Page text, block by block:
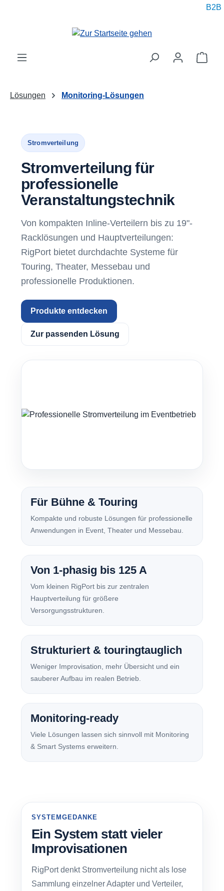
B2B
Lösungen Monitoring-Lösungen
Stromverteilung
Stromverteilung für
professionelle
Veranstaltungstechnik
Von kompakten Inline-Verteilern bis zu 19"-
Racklösungen und Hauptverteilungen:
RigPort bietet durchdachte Systeme für
Touring, Theater, Messebau und
professionelle Produktionen.
Produkte entdecken
Zur passenden Lösung
Für Bühne & Touring
Kompakte und robuste Lösungen für professionelle
Anwendungen in Event, Theater und Messebau.
Von 1-phasig bis 125 A
Vom kleinen RigPort bis zur zentralen
Hauptverteilung für größere
Versorgungsstrukturen.
Strukturiert & touringtauglich
Weniger Improvisation, mehr Übersicht und ein
sauberer Aufbau im realen Betrieb.
Monitoring-ready
Viele Lösungen lassen sich sinnvoll mit Monitoring
& Smart Systems erweitern.
SYSTEMGEDANKE
Ein System statt vieler
Improvisationen
RigPort denkt Stromverteilung nicht als lose
Sammlung einzelner Adapter und Verteiler,